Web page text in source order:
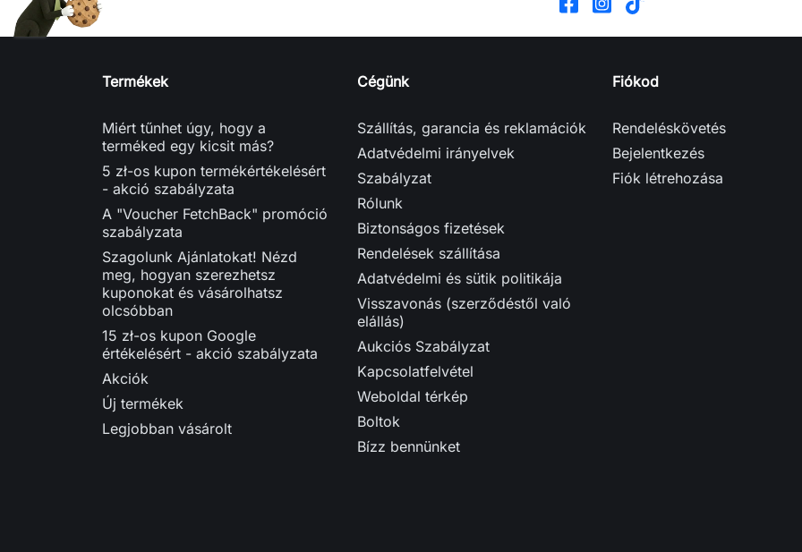
Termékek
Miért tűnhet úgy, hogy a
terméked egy kicsit más?
5 zł-os kupon termékértékelésért
- akció szabályzata
A "Voucher FetchBack" promóció
szabályzata
Szagolunk Ajánlatokat! Nézd
meg, hogyan szerezhetsz
kuponokat és vásárolhatsz
olcsóbban
15 zł-os kupon Google
értékelésért - akció szabályzata
Akciók
Új termékek
Legjobban vásárolt
Cégünk
Szállítás, garancia és reklamációk
Adatvédelmi irányelvek
Szabályzat
Rólunk
Biztonságos fizetések
Rendelések szállítása
Adatvédelmi és sütik politikája
Visszavonás (szerződéstől való
elállás)
Aukciós Szabályzat
Kapcsolatfelvétel
Weboldal térkép
Boltok
Bízz bennünket
Fiókod
Rendeléskövetés
Bejelentkezés
Fiók létrehozása